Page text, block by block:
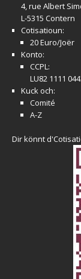
4, rue Albert
L-5315 Contern
Cotisatioun:
20 Euro/Joër
Konto:
CCPL:
LU82 1111
Kuck och:
Comité
A-Z
Dir könnt